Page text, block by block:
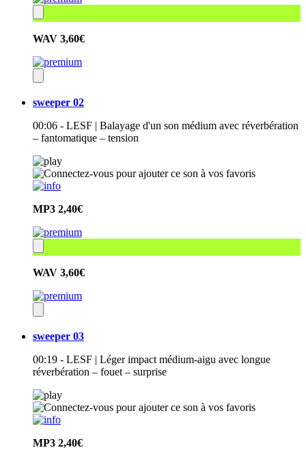
WAV 3,60€
sweeper 02
00:06 - LESF | Balayage d'un son médium avec réverbération
– fantomatique – tension
MP3 2,40€
WAV 3,60€
sweeper 03
00:19 - LESF | Léger impact médium-aigu avec longue
réverbération – fouet – surprise
MP3 2,40€